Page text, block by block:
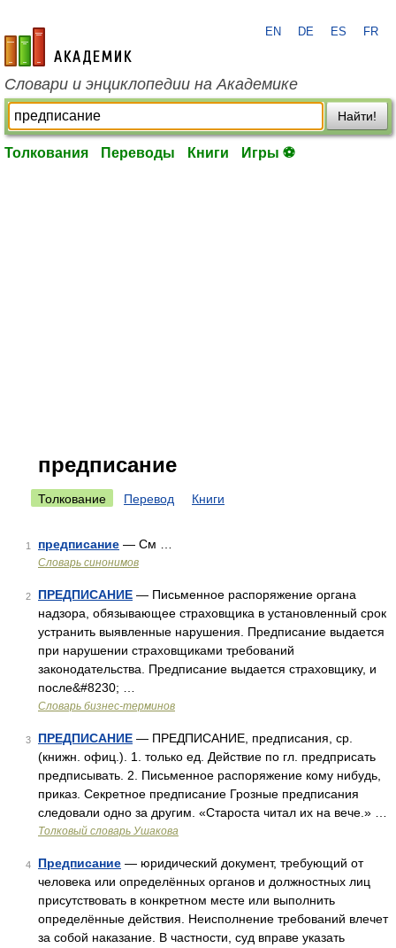
academic.ru
EN DE ES FR
Словари и энциклопедии на Академике
Найти!
Толкования Переводы Книги Игры ⚽
предписание
Толкование Перевод Книги
1 предписание — См …
Словарь синонимов
2 ПРЕДПИСАНИЕ — Письменное распоряжение органа
надзора, обязывающее страховщика в установленный срок
устранить выявленные нарушения. Предписание выдается
при нарушении страховщиками требований
законодательства. Предписание выдается страховщику, и
после&#8230; …
Словарь бизнес-терминов
3 ПРЕДПИСАНИЕ — ПРЕДПИСАНИЕ, предписания, ср.
(книжн. офиц.). 1. только ед. Действие по гл. предприсать
предписывать. 2. Письменное распоряжение кому нибудь,
приказ. Секретное предписание Грозные предписания
следовали одно за другим. «Староста читал их на вече.» …
Толковый словарь Ушакова
4 Предписание — юридический документ, требующий от
человека или определённых органов и должностных лиц
присутствовать в конкретном месте или выполнить
определённые действия. Неисполнение требований влечет
за собой наказание. В частности, суд вправе указать